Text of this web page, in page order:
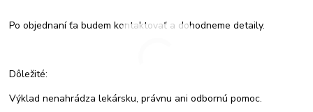
Po objednaní ťa budem kontaktovať a dohodneme detaily.
Dôležité:
Výklad nenahrádza lekársku, právnu ani odbornú pomoc.